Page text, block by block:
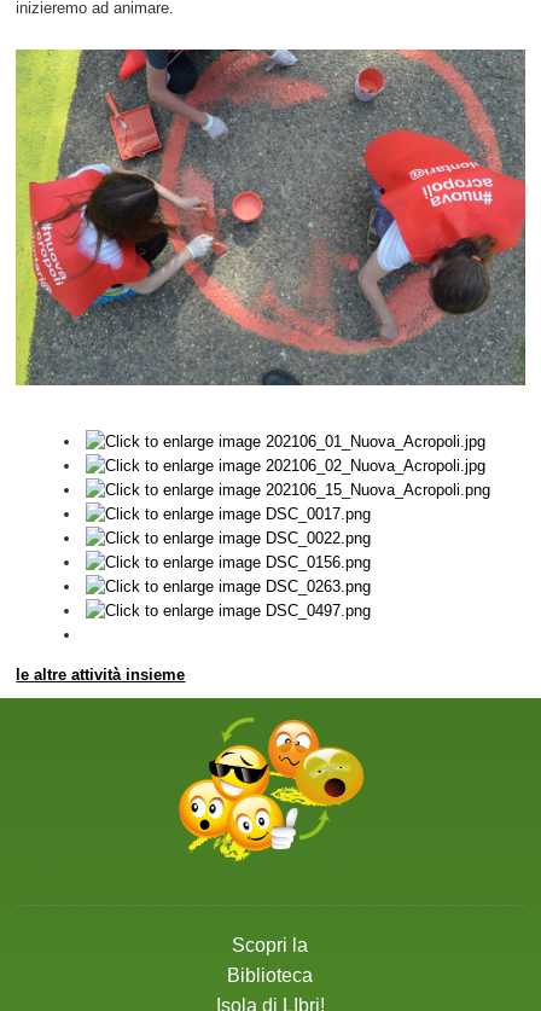
inizieremo ad animare.
le altre attività insieme
Scopri la
Biblioteca
Isola di LIbri!